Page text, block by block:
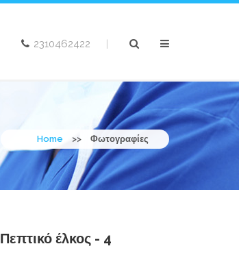
2310462422 |
Home >> Φωτογραφίες
Πεπτικό έλκος - 4